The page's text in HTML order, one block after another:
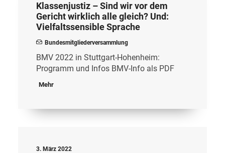
Klassenjustiz – Sind wir vor dem
Gericht wirklich alle gleich? Und:
Vielfaltssensible Sprache
Bundesmitgliederversammlung
BMV 2022 in Stuttgart-Hohenheim:
Programm und Infos BMV-Info als PDF
Mehr
3. März 2022